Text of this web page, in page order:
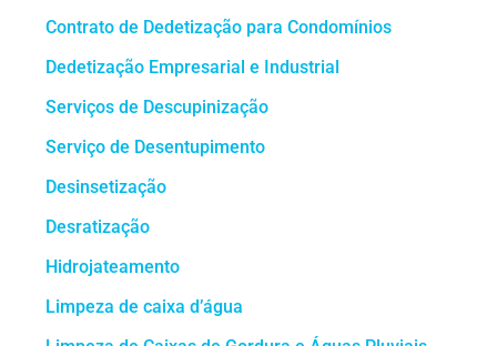
Contrato de Dedetização para Condomínios
Dedetização Empresarial e Industrial
Serviços de Descupinização
Serviço de Desentupimento
Desinsetização
Desratização
Hidrojateamento
Limpeza de caixa d’água